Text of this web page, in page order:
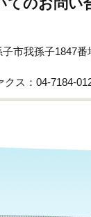
市我孫子1847
クス：04-7184-